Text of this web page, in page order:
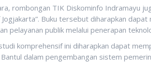
rombongan TIK Diskominfo Indramayu
Buku tersebut diharapkan
pelayanan publik melalui penerapan
komprehensif ini diharapkan dapat
dalam pengembangan sistem